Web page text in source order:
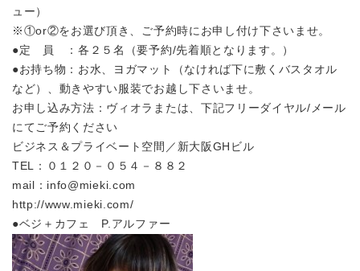
ュー）
※①or②をお選び頂き、ご予約時にお申し付け下さいませ。
●定 員 ：各２５名（要予約/先着順となります。）
●お持ち物：お水、ヨガマット（なければ下に敷くバスタオル
など）、動きやすい服装でお越し下さいませ。
お申し込み方法：ヴィオラまたは、下記フリーダイヤル/メール
にてご予約ください
ビジネス＆プライベート空間／新大阪GHビル
TEL：０１２０－０５４－８８２
mail：info@mieki.com
http://www.mieki.com/
●ベジ＋カフェ P.アルファー